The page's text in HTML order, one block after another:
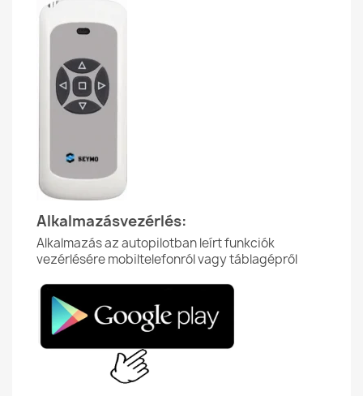
Alkalmazásvezérlés:
Alkalmazás az autopilotban leírt funkciók
vezérlésére mobiltelefonról vagy táblagépről